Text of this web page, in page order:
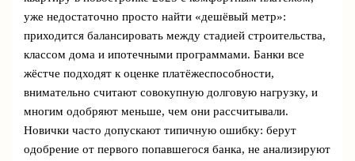
уже недостаточно просто найти «дешёвый метр»:
приходится балансировать между стадией строительства,
классом дома и ипотечными программами. Банки все
жёстче подходят к оценке платёжеспособности,
внимательно считают совокупную долговую нагрузку, и
многим одобряют меньше, чем они рассчитывали.
Новички часто допускают типичную ошибку: берут
одобрение от первого попавшегося банка, не анализируют